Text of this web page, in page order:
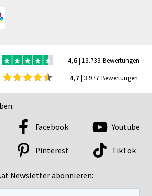
4,6| 13.733 Bewertungen
4,7| 3.977 Bewertungen
Newsletter abonnieren:
Facebook Youtube
Pinterest TikTok